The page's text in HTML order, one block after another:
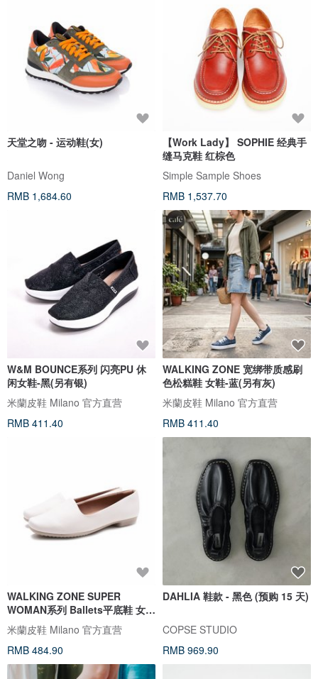
天堂之吻 - 运动鞋(女)
Daniel Wong
RMB 1,684.60
【Work Lady】 SOPHIE 经典手
缝马克鞋 红棕色
Simple Sample Shoes
RMB 1,537.70
W&M BOUNCE系列 闪亮PU 休
闲女鞋-黑(另有银)
米蘭皮鞋 Milano 官方直营
RMB 411.40
WALKING ZONE 宽绑带质感刷
色松糕鞋 女鞋-蓝(另有灰)
米蘭皮鞋 Milano 官方直营
RMB 411.40
WALKING ZONE SUPER
WOMAN系列 Ballets平底鞋 女
鞋-白
米蘭皮鞋 Milano 官方直营
RMB 484.90
DAHLIA 鞋款 - 黑色 (预购 15 天)
COPSE STUDIO
RMB 969.90